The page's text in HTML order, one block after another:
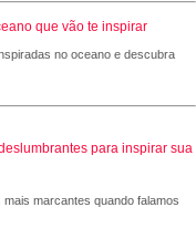
que vão te inspirar
no oceano e descubra
para inspirar sua
marcantes quando falamos